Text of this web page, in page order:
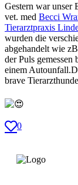
Gestern war unser
vet. med Becci
Tierarztpraxis
wurden die
abgehandelt wie
der Puls gemessen
einem
brave
0